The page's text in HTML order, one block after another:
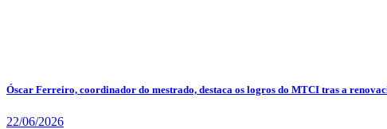
Óscar Ferreiro, coordinador do mestrado, destaca os logros do MTCI tras a
22/06/2026